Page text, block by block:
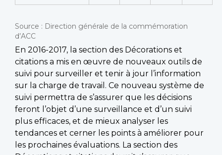
Source : Direction générale de la commémoration
d’ACC
En 2016-2017, la section des Décorations et
citations a mis en œuvre de nouveaux outils de
suivi pour surveiller et tenir à jour l’information
sur la charge de travail. Ce nouveau système de
suivi permettra de s’assurer que les décisions
feront l’objet d’une surveillance et d’un suivi
plus efficaces, et de mieux analyser les
tendances et cerner les points à améliorer pour
les prochaines évaluations. La section des